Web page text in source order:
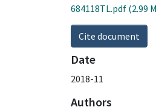
684118TL.pdf (2.99
Cite document
Date
2018-11
Authors